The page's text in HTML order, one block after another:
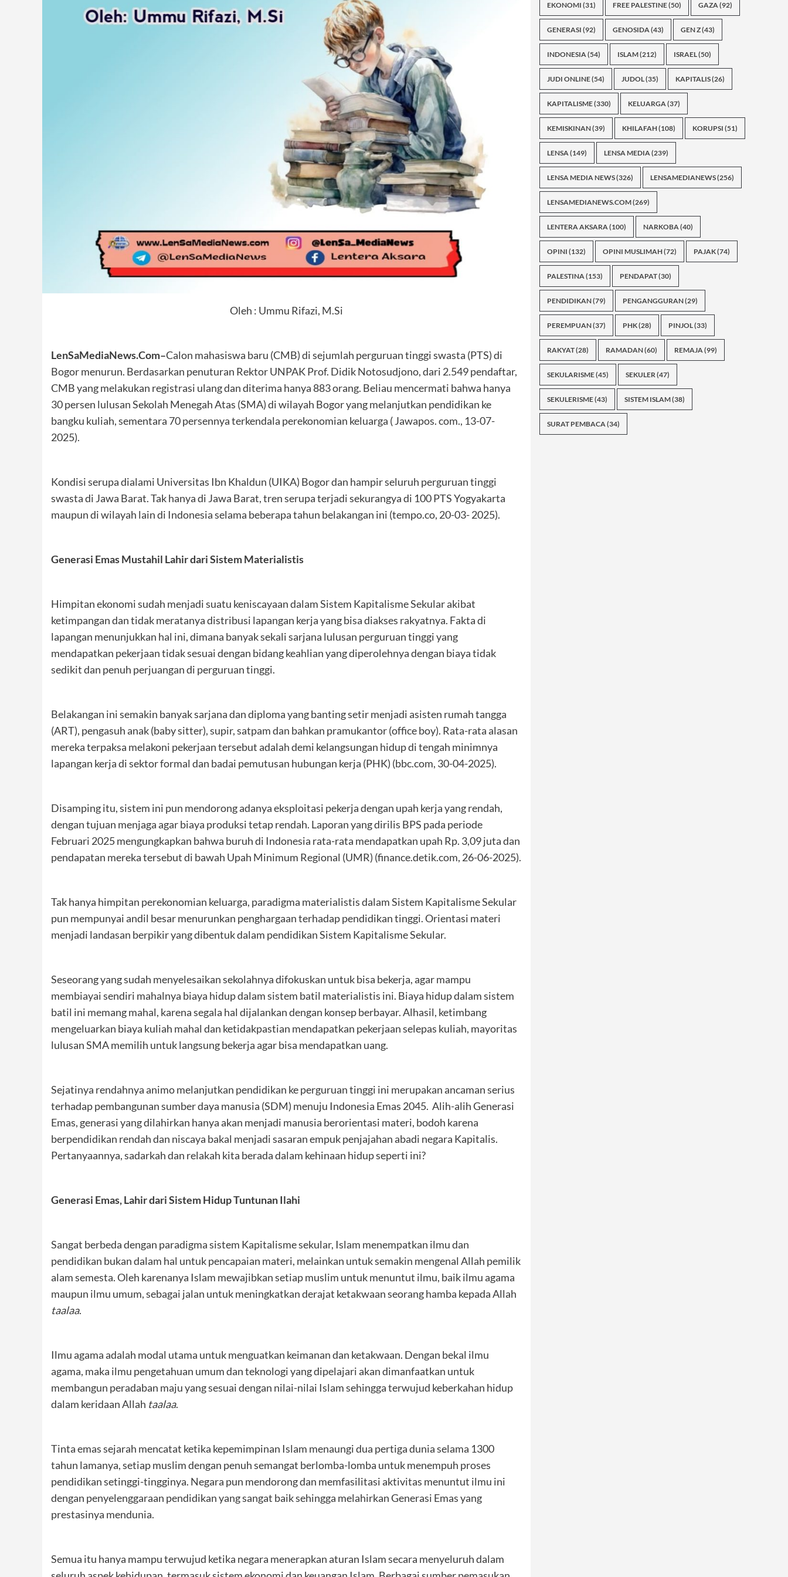
Oleh : Ummu Rifazi, M.Si
LenSaMediaNews.Com–Calon mahasiswa baru (CMB) di sejumlah perguruan tinggi swasta (PTS) di
Bogor menurun. Berdasarkan penuturan Rektor UNPAK Prof. Didik Notosudjono, dari 2.549 pendaftar,
CMB yang melakukan registrasi ulang dan diterima hanya 883 orang. Beliau mencermati bahwa hanya
30 persen lulusan Sekolah Menegah Atas (SMA) di wilayah Bogor yang melanjutkan pendidikan ke
bangku kuliah, sementara 70 persennya terkendala perekonomian keluarga ( Jawapos. com., 13-07-
2025).
Kondisi serupa dialami Universitas Ibn Khaldun (UIKA) Bogor dan hampir seluruh perguruan tinggi
swasta di Jawa Barat. Tak hanya di Jawa Barat, tren serupa terjadi sekurangya di 100 PTS Yogyakarta
maupun di wilayah lain di Indonesia selama beberapa tahun belakangan ini (tempo.co, 20-03- 2025).
Generasi Emas Mustahil Lahir dari Sistem Materialistis
Himpitan ekonomi sudah menjadi suatu keniscayaan dalam Sistem Kapitalisme Sekular akibat
ketimpangan dan tidak meratanya distribusi lapangan kerja yang bisa diakses rakyatnya. Fakta di
lapangan menunjukkan hal ini, dimana banyak sekali sarjana lulusan perguruan tinggi yang
mendapatkan pekerjaan tidak sesuai dengan bidang keahlian yang diperolehnya dengan biaya tidak
sedikit dan penuh perjuangan di perguruan tinggi.
Belakangan ini semakin banyak sarjana dan diploma yang banting setir menjadi asisten rumah tangga
(ART), pengasuh anak (baby sitter), supir, satpam dan bahkan pramukantor (office boy). Rata-rata alasan
mereka terpaksa melakoni pekerjaan tersebut adalah demi kelangsungan hidup di tengah minimnya
lapangan kerja di sektor formal dan badai pemutusan hubungan kerja (PHK) (bbc.com, 30-04-2025).
Disamping itu, sistem ini pun mendorong adanya eksploitasi pekerja dengan upah kerja yang rendah,
dengan tujuan menjaga agar biaya produksi tetap rendah. Laporan yang dirilis BPS pada periode
Februari 2025 mengungkapkan bahwa buruh di Indonesia rata-rata mendapatkan upah Rp. 3,09 juta dan
pendapatan mereka tersebut di bawah Upah Minimum Regional (UMR) (finance.detik.com, 26-06-2025).
Tak hanya himpitan perekonomian keluarga, paradigma materialistis dalam Sistem Kapitalisme Sekular
pun mempunyai andil besar menurunkan penghargaan terhadap pendidikan tinggi. Orientasi materi
menjadi landasan berpikir yang dibentuk dalam pendidikan Sistem Kapitalisme Sekular.
Seseorang yang sudah menyelesaikan sekolahnya difokuskan untuk bisa bekerja, agar mampu
membiayai sendiri mahalnya biaya hidup dalam sistem batil materialistis ini. Biaya hidup dalam sistem
batil ini memang mahal, karena segala hal dijalankan dengan konsep berbayar. Alhasil, ketimbang
mengeluarkan biaya kuliah mahal dan ketidakpastian mendapatkan pekerjaan selepas kuliah, mayoritas
lulusan SMA memilih untuk langsung bekerja agar bisa mendapatkan uang.
Sejatinya rendahnya animo melanjutkan pendidikan ke perguruan tinggi ini merupakan ancaman serius
terhadap pembangunan sumber daya manusia (SDM) menuju Indonesia Emas 2045. Alih-alih Generasi
Emas, generasi yang dilahirkan hanya akan menjadi manusia berorientasi materi, bodoh karena
berpendidikan rendah dan niscaya bakal menjadi sasaran empuk penjajahan abadi negara Kapitalis.
Pertanyaannya, sadarkah dan relakah kita berada dalam kehinaan hidup seperti ini?
Generasi Emas, Lahir dari Sistem Hidup Tuntunan Ilahi
Sangat berbeda dengan paradigma sistem Kapitalisme sekular, Islam menempatkan ilmu dan
pendidikan bukan dalam hal untuk pencapaian materi, melainkan untuk semakin mengenal Allah pemilik
alam semesta. Oleh karenanya Islam mewajibkan setiap muslim untuk menuntut ilmu, baik ilmu agama
maupun ilmu umum, sebagai jalan untuk meningkatkan derajat ketakwaan seorang hamba kepada Allah
taalaa.
Ilmu agama adalah modal utama untuk menguatkan keimanan dan ketakwaan. Dengan bekal ilmu
agama, maka ilmu pengetahuan umum dan teknologi yang dipelajari akan dimanfaatkan untuk
membangun peradaban maju yang sesuai dengan nilai-nilai Islam sehingga terwujud keberkahan hidup
dalam keridaan Allah taalaa.
Tinta emas sejarah mencatat ketika kepemimpinan Islam menaungi dua pertiga dunia selama 1300
tahun lamanya, setiap muslim dengan penuh semangat berlomba-lomba untuk menempuh proses
pendidikan setinggi-tingginya. Negara pun mendorong dan memfasilitasi aktivitas menuntut ilmu ini
dengan penyelenggaraan pendidikan yang sangat baik sehingga melahirkan Generasi Emas yang
prestasinya mendunia.
Semua itu hanya mampu terwujud ketika negara menerapkan aturan Islam secara menyeluruh dalam
EKONOMI (31) FREE PALESTINE(50) GAZA(92)
GENERASI (92) GENOSIDA(43) GEN Z(43)
INDONESIA(54) ISLAM(212) ISRAEL(50)
JUDI ONLINE(54) JUDOL(35) KAPITALIS(26)
KAPITALISME(330) KELUARGA(37)
KEMISKINAN(39) KHILAFAH(108) KORUPSI (51)
LENSA(149) LENSA MEDIA(239)
LENSA MEDIA NEWS(326) LENSAMEDIANEWS(256)
LENSAMEDIANEWS.COM(269)
LENTERA AKSARA(100) NARKOBA(40)
OPINI (132) OPINI MUSLIMAH(72) PAJAK(74)
PALESTINA(153) PENDAPAT(30)
PENDIDIKAN(79) PENGANGGURAN(29)
PEREMPUAN(37) PHK(28) PINJOL(33)
RAKYAT(28) RAMADAN(60) REMAJA(99)
SEKULARISME(45) SEKULER(47)
SEKULERISME(43) SISTEM ISLAM(38)
SURAT PEMBACA(34)